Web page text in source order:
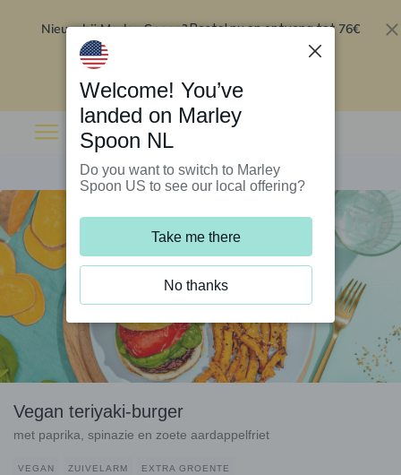
Nieuw bij Marley Spoon?Bestel nu en ontvang tot 76€
Vegan teriyaki-burger
met paprika, spinazie en zoete aardappelfriet
VEGAN ZUIVELARM EXTRA GROENTE
Welcome! You’ve
landed on Marley
Spoon NL
Do you want to switch to Marley
Spoon US to see our local offering?
Take me there
No thanks